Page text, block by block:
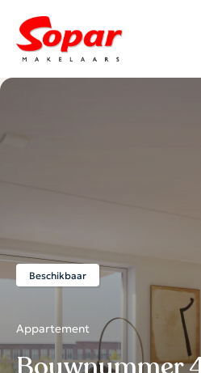
Beschikbaar
Appartement